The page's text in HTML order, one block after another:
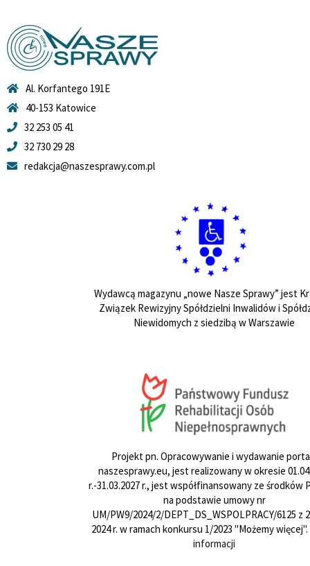
Al. Korfantego 191E
40-153 Katowice
32 253 05 41
32 730 29 28
redakcja@naszesprawy.com.pl
Wydawcą magazynu „nowe Nasze Sprawy” jest
Związek Rewizyjny Spółdzielni Inwalidów i
Niewidomych z siedzibą w Warszawie
Projekt pn. Opracowywanie i wydawanie
naszesprawy.eu, jest realizowany w okresie
r.-31.03.2027 r., jest współfinansowany ze środków
na podstawie umowy nr
UM/PW9/2024/2/DEPT_DS_WSPOLPRACY/6125 z
2024 r. w ramach konkursu 1/2023 "Możemy więcej".
informacji